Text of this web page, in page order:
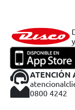
ATENCIÓN
0800 4242